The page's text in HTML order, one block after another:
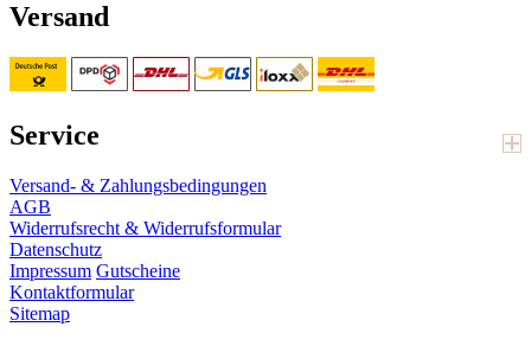
Versand
Service
Versand- & Zahlungsbedingungen
AGB
Widerrufsrecht & Widerrufsformular
Datenschutz
Impressum Gutscheine
Kontaktformular
Sitemap